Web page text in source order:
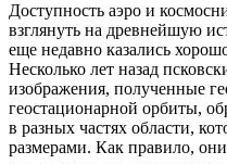
Доступность аэро и
взглянуть на древнейшую
еще недавно казались
Несколько лет назад
изображения, полученные
геостационарной орбиты,
в разных частях области,
размерами. Как правило,